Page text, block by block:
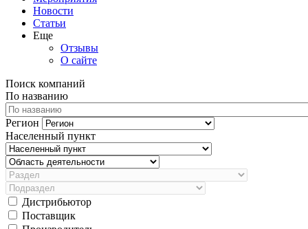
Новости
Статьи
Еще
Отзывы
О сайте
Поиск компаний
По названию
Регион
Населенный пункт
Дистрибьютор
Поставщик